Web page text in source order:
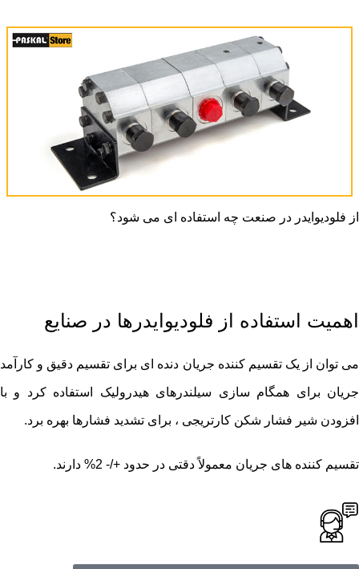
از فلودیوایدر در صنعت چه استفاده ای می شود؟
اهمیت استفاده از فلودیوایدرها در صنایع
می توان از یک تقسیم کننده جریان دنده ای برای تقسیم دقیق و کارآمد
جریان برای همگام سازی سیلندرهای هیدرولیک استفاده کرد و با
افزودن شیر فشار شکن کارتریجی ، برای تشدید فشارها بهره برد.
تقسیم ‌کننده ‌های جریان معمولاً دقتی در حدود +/- 2% دارند.